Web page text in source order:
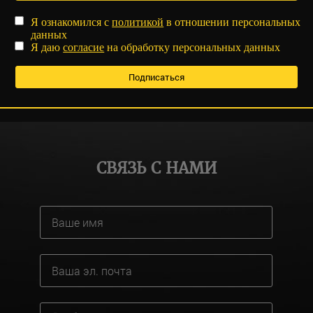
Я ознакомился сполитикой в отношении персональных
данных
Я даюсогласие на обработку персональных данных
СВЯЗЬ С НАМИ